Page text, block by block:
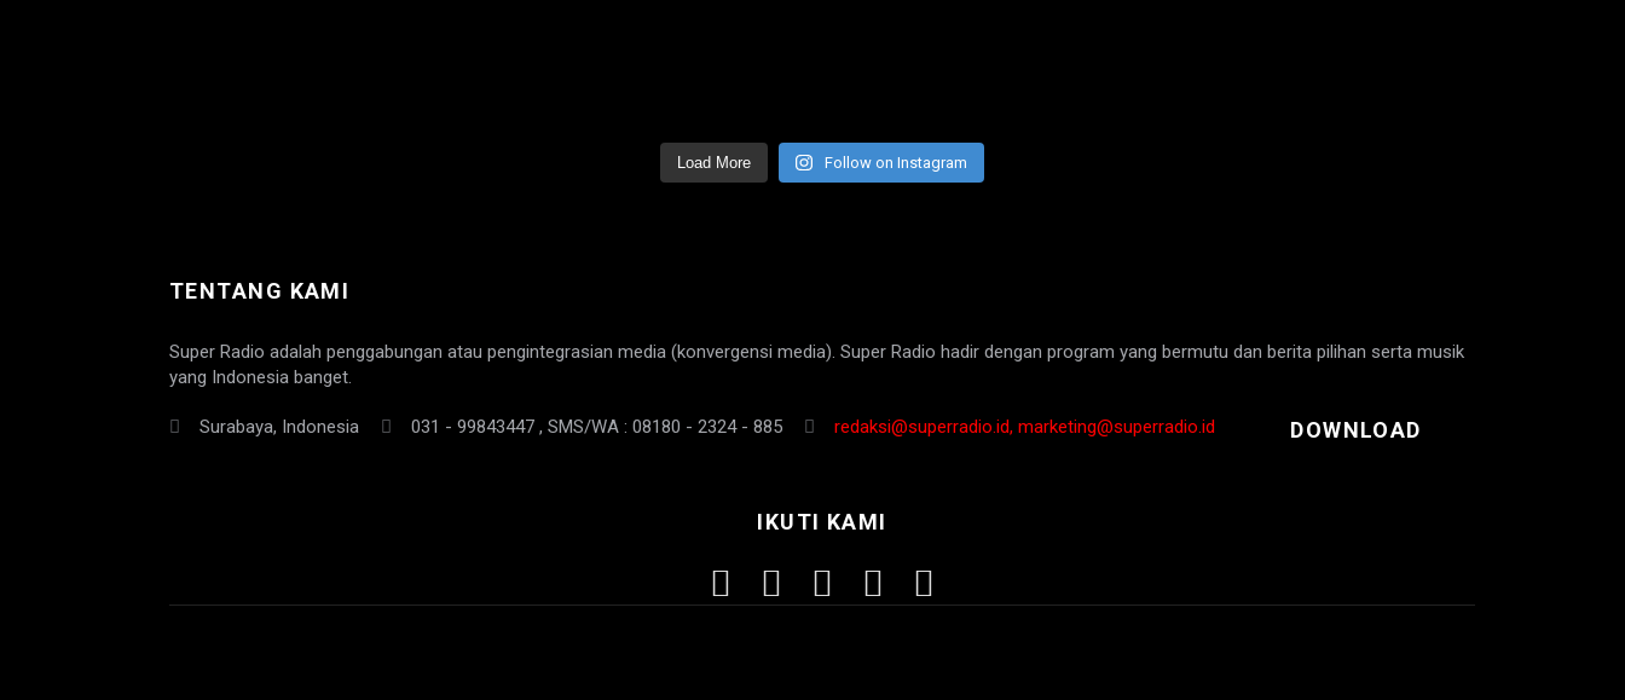
Load More Follow on Instagram
TENTANG KAMI
Super Radio adalah penggabungan atau pengintegrasian media (konvergensi media). Super Radio hadir dengan program yang bermutu dan berita pilihan serta musik
yang Indonesia banget.
Surabaya, Indonesia 031 - 99843447 , SMS/WA : 08180 - 2324 - 885 redaksi@superradio.id, marketing@superradio.id DOWNLOAD
IKUTI KAMI